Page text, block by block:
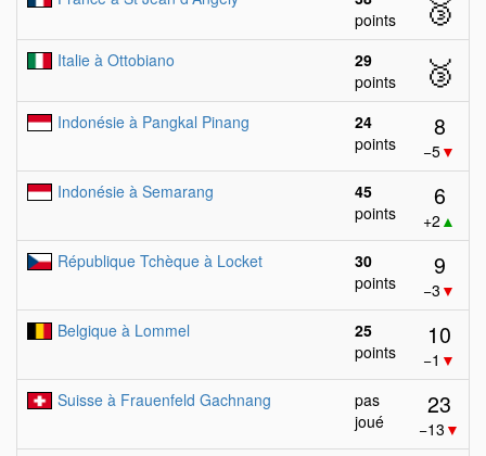
points
🥉
Italie à Ottobiano
29
points
🥉
Indonésie à Pangkal Pinang
24
points
8
−5▼
Indonésie à Semarang
45
points
6
+2 ▲
République Tchèque à Locket
30
points
9
−3 ▼
Belgique à Lommel
25
points
10
−1 ▼
Suisse à Frauenfeld Gachnang
pas
joué
23
−13 ▼